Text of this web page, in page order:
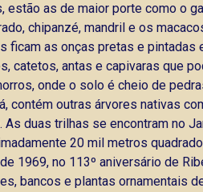
as de maior porte como o
chipanzé, mandril e os
as onças pretas e pintadas
catetos, antas e capivaras que
onde o solo é cheio de
outras árvores nativas
duas trilhas se encontram no
20 mil metros
1969, no 113º aniversário de
bancos e plantas ornamentais